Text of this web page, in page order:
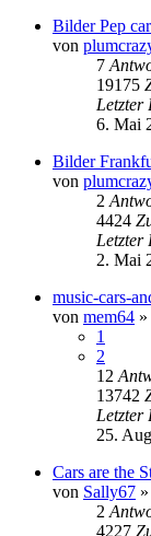
Bilder Pep
von
7
19175
Letzter
6. Mai
Bilder
von
2
4424
Letzter
2. Mai
music-cars-
von mem64
1
2
12
13742
Letzter
25.
Cars are the
von Sally67
2
4227